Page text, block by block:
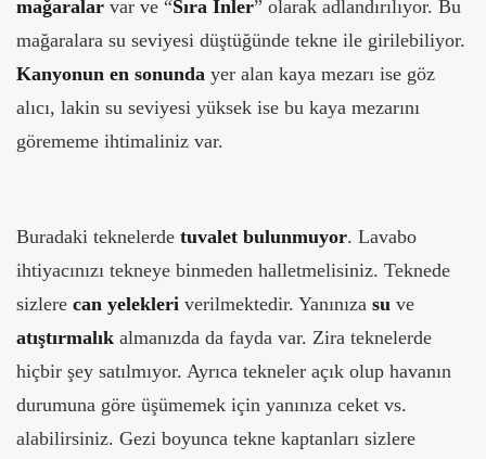
mağaralar var ve “Sıra İnler” olarak adlandırılıyor. Bu
mağaralara su seviyesi düştüğünde tekne ile girilebiliyor.
Kanyonun en sonunda yer alan kaya mezarı ise göz
alıcı, lakin su seviyesi yüksek ise bu kaya mezarını
görememe ihtimaliniz var.
Buradaki teknelerde tuvalet bulunmuyor. Lavabo
ihtiyacınızı tekneye binmeden halletmelisiniz. Teknede
sizlere can yelekleri verilmektedir. Yanınıza su ve
atıştırmalık almanızda da fayda var. Zira teknelerde
hiçbir şey satılmıyor. Ayrıca tekneler açık olup havanın
durumuna göre üşümemek için yanınıza ceket vs.
alabilirsiniz. Gezi boyunca tekne kaptanları sizlere